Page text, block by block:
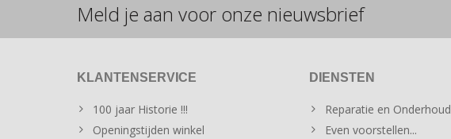
Meld je aan voor onze nieuwsbrief
KLANTENSERVICE
100 jaar Historie !!!
Openingstijden winkel
DIENSTEN
Reparatie en Onderhoud
Even voorstellen...